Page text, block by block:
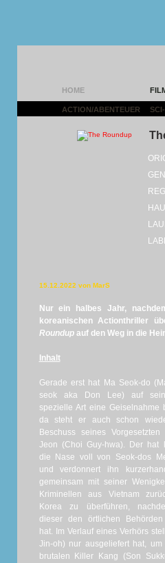
HOME
ACTION/ABENTEUER
15.12.2022 von MarS
Nur ein halbes Jahr,
koreanischen Actionthriller
Roundupauf den Weg in die
Inhalt
Gerade erst hat Ma Seok-do
seok aka Don Lee) auf
spezielle Art eine Geiselnahme
da steht er auch schon
Beschuss seines Vorgesetzten
Jeon (Choi Guy-hwa). Der hat
die Nase voll von Seok-dos
und verdonnert ihn
gemeinsam mit seiner
Kriminellen aus Vietnam
Korea zu überführen,
dieser den örtlichen
hat. Im Verlauf eines Verhörs
Jin-oh) nur ausgeliefert hat,
brutalen Killer Kang (Son